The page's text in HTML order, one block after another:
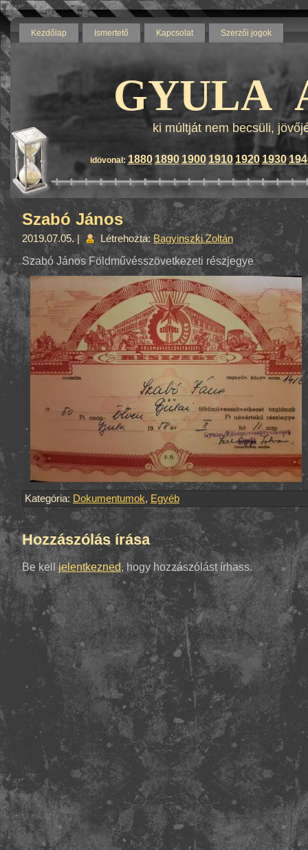
Kezdőlap Ismertető Kapcsolat Szerzői jogok
GYULA
ki múltját nem becsüli,
idövonal: 1880 1890 1900 1910 1920 1930
Szabó János
2019.07.05. | Létrehozta: Bagyinszki Zoltán
Szabó János Földművésszövetkezeti részjegye
Kategória: Dokumentumok, Egyéb
Hozzászólás írása
Be kelljelentkezned, hogy hozzászólást írhass.